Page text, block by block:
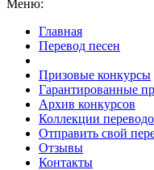
Меню:
Главная
Перевод песен
Призовые конкурсы
Гарантированные
Архив конкурсов
Коллекции
Отправить свой
Отзывы
Контакты